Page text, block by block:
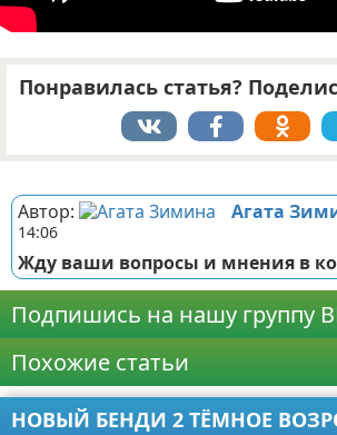
Понравилась статья?
Автор: Агата
14:06
Жду ваши вопросы и мнения в
Подпишись на нашу группу
Похожие статьи
НОВЫЙ БЕНДИ 2 ТЁМНОЕ